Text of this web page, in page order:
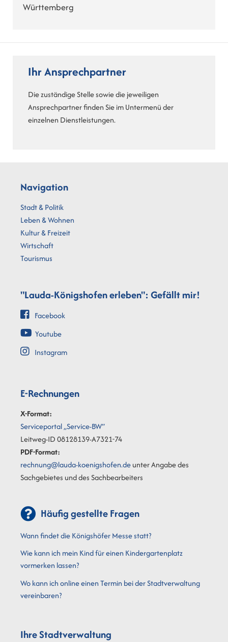
Württemberg
Ihr Ansprechpartner
Die zuständige Stelle sowie die jeweiligen
Ansprechpartner finden Sie im Untermenü der
einzelnen Dienstleistungen.
Navigation
Stadt & Politik
Leben & Wohnen
Kultur & Freizeit
Wirtschaft
Tourismus
"Lauda-Königshofen erleben": Gefällt mir!
Facebook
Youtube
Instagram
E-Rechnungen
X-Format:
Serviceportal „Service-BW“
Leitweg-ID 08128139-A7321-74
PDF-Format:
rechnung@lauda-koenigshofen.deunter Angabe des
Sachgebietes und des Sachbearbeiters
Häufig gestellte Fragen
Wann findet die Königshöfer Messe statt?
Wie kann ich mein Kind für einen Kindergartenplatz
vormerken lassen?
Wo kann ich online einen Termin bei der Stadtverwaltung
vereinbaren?
Ihre Stadtverwaltung